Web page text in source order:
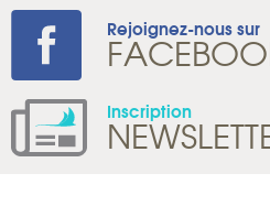
Rejoignez-nous sur
Inscription